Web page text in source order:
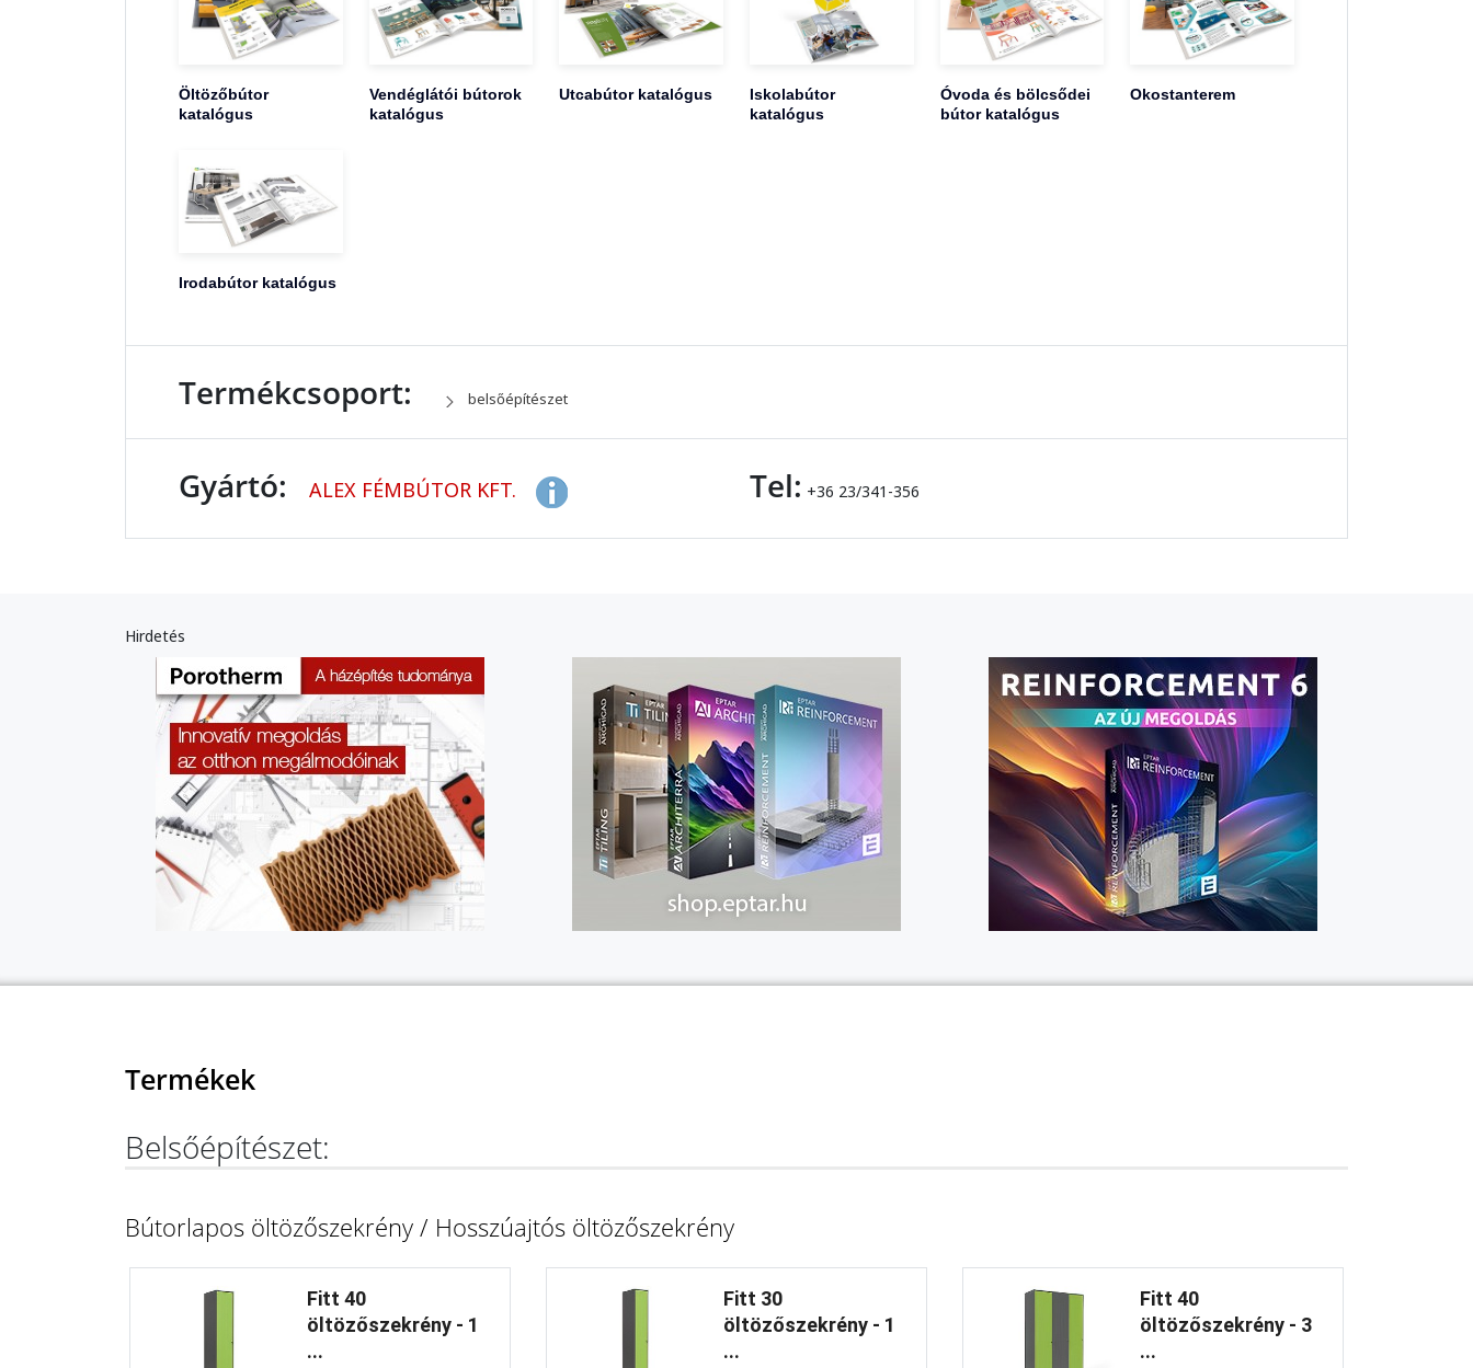
Öltözőbútor
katalógus
Vendéglátói bútorok
katalógus
Utcabútor katalógus
Iskolabútor
katalógus
Óvoda és bölcsődei
bútor katalógus
Okostanterem
Irodabútor katalógus
Termékcsoport: belsőépítészet
Gyártó: ALEX FÉMBÚTOR KFT. Tel: +36 23/341-356
Hirdetés
Termékek
Belsőépítészet:
Bútorlapos öltözőszekrény / Hosszúajtós öltözőszekrény
Fitt 40
öltözőszekrény - 1
...
Fitt 30
öltözőszekrény - 1
...
Fitt 40
öltözőszekrény - 3
...